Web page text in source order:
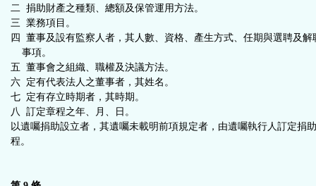
二 捐助財產之種類、總額及保管運用方法。
三 業務項目。
四 董事及設有監察人者，其人數、資格、產生方式、任期與選聘及解
事項。
五 董事會之組織、職權及決議方法。
六 定有代表法人之董事者，其姓名。
七 定有存立時期者，其時期。
八 訂定章程之年、月、日。
以遺囑捐助設立者，其遺囑未載明前項規定者，由遺囑執行人訂定捐
程。